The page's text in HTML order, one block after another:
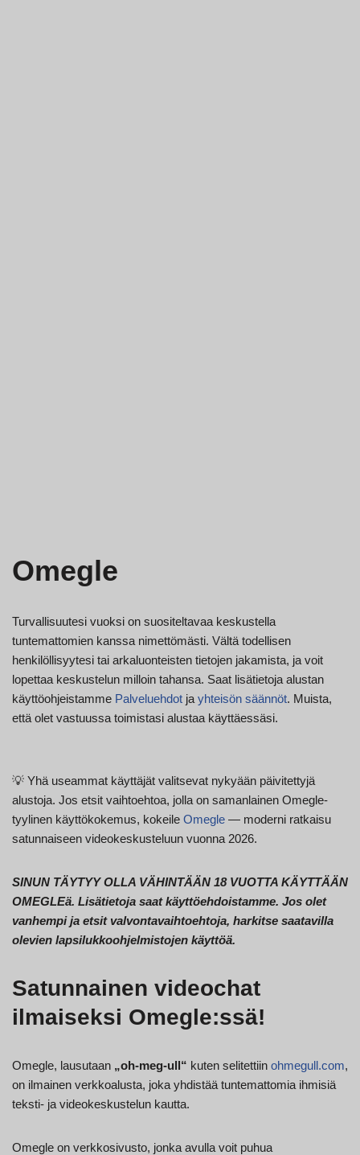
Omegle
Turvallisuutesi vuoksi on suositeltavaa keskustella
tuntemattomien kanssa nimettömästi. Vältä todellisen
henkilöllisyytesi tai arkaluonteisten tietojen jakamista, ja voit
lopettaa keskustelun milloin tahansa. Saat lisätietoja alustan
käyttöohjeistamme Palveluehdot ja yhteisön säännöt. Muista,
että olet vastuussa toimistasi alustaa käyttäessäsi.
💡 Yhä useammat käyttäjät valitsevat nykyään päivitettyjä
alustoja. Jos etsit vaihtoehtoa, jolla on samanlainen Omegle-
tyylinen käyttökokemus, kokeile Omegle — moderni ratkaisu
satunnaiseen videokeskusteluun vuonna 2026.
SINUN TÄYTYY OLLA VÄHINTÄÄN 18 VUOTTA KÄYTTÄÄN
OMEGLEä. Lisätietoja saat käyttöehdoistamme. Jos olet
vanhempi ja etsit valvontavaihtoehtoja, harkitse saatavilla
olevien lapsilukkoohjelmistojen käyttöä.
Satunnainen videochat
ilmaiseksi Omegle:ssä!
Omegle, lausutaan „oh-meg-ull“ kuten selitettiin ohmegull.com,
on ilmainen verkkoalusta, joka yhdistää tuntemattomia ihmisiä
teksti- ja videokeskustelun kautta.
Omegle on verkkosivusto, jonka avulla voit puhua